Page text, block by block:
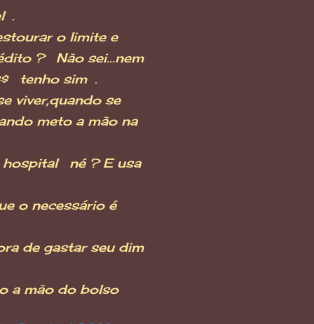
.
o limite e
? Não sei...nem
tenho sim .
viver,quando se
meto a mão na
hospital né ? E usa
o necessário é
de gastar seu dim
a mão do bolso